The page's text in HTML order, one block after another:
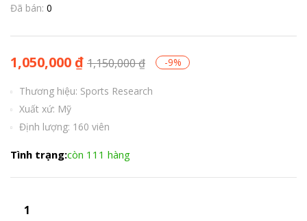
Đã bán: 0
1,050,000 ₫ 1,150,000₫ -9%
Thương hiệu: Sports Research
Xuất xứ: Mỹ
Định lượng: 160 viên
Tình trạng:còn 111 hàng